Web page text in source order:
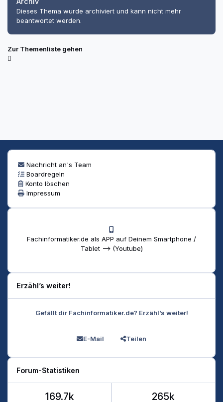
Dieses Thema wurde archiviert und kann nicht mehr
beantwortet werden.
Zur Themenliste gehen
Nachricht an's Team
Boardregeln
Konto löschen
Impressum
Fachinformatiker.de als APP auf Deinem Smartphone /
Tablet --> (Youtube)
Erzähl’s weiter!
Gefällt dir Fachinformatiker.de? Erzähl’s weiter!
E-Mail Teilen
Forum-Statistiken
169.7k 265k